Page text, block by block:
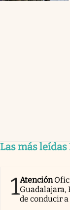
Las más
1Atención
Guadalajara,
de conducir